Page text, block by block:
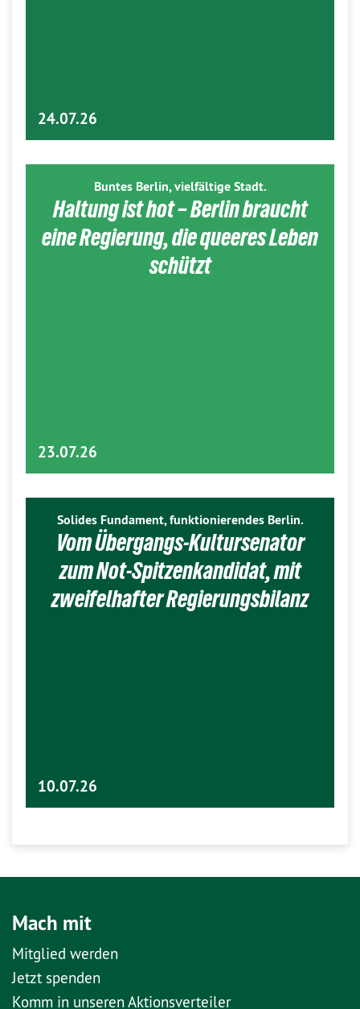
24.07.26
Buntes Berlin, vielfältige Stadt.
Haltung ist hot – Berlin braucht
eine Regierung, die queeres Leben
schützt
23.07.26
Solides Fundament, funktionierendes Berlin.
Vom Übergangs-Kultursenator
zum Not-Spitzenkandidat, mit
zweifelhafter Regierungsbilanz
10.07.26
Mach mit
Mitglied werden
Jetzt spenden
Komm in unseren Aktionsverteiler